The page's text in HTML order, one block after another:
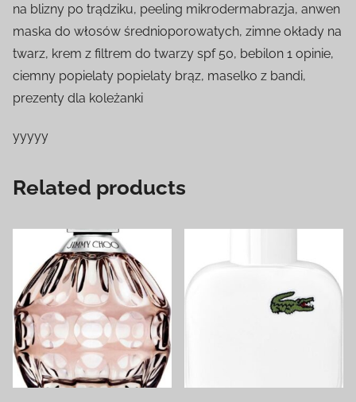
na blizny po trądziku, peeling mikrodermabrazja, anwen
maska do włosów średnioporowatych, zimne okłady na
twarz, krem z filtrem do twarzy spf 50, bebilon 1 opinie,
ciemny popielaty popielaty brąz, maselko z bandi,
prezenty dla koleżanki
yyyyy
Related products